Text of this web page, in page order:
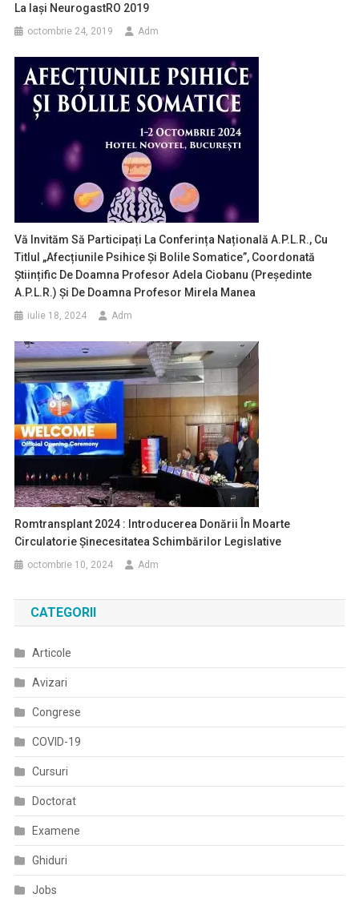
La Iaşi NeurogastRO 2019
octombrie 24, 2019 Adm
Vă Invităm Să Participați La Conferința Națională A.P.L.R., Cu
Titlul „Afecțiunile Psihice Și Bolile Somatice”, Coordonată
Științific De Doamna Profesor Adela Ciobanu (președinte
A.P.L.R.) Și De Doamna Profesor Mirela Manea
iulie 18, 2024 Adm
Romtransplant 2024 : Introducerea Donării În Moarte
Circulatorie Șinecesitatea Schimbărilor Legislative
octombrie 10, 2024 Adm
CATEGORII
Articole
Avizari
Congrese
COVID-19
Cursuri
Doctorat
Examene
Ghiduri
Jobs